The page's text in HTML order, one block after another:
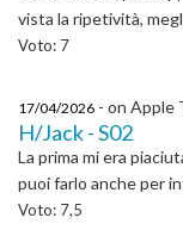
vista la ripetività,
Voto: 7
17/04/2026 - on Apple
H/Jack - S02
La prima mi era
puoi farlo anche per
Voto: 7,5